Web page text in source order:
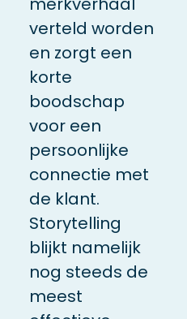
verteld worden
en zorgt een
korte
boodschap
voor een
persoonlijke
connectie met
de klant.
Storytelling
blijkt namelijk
nog steeds de
meest